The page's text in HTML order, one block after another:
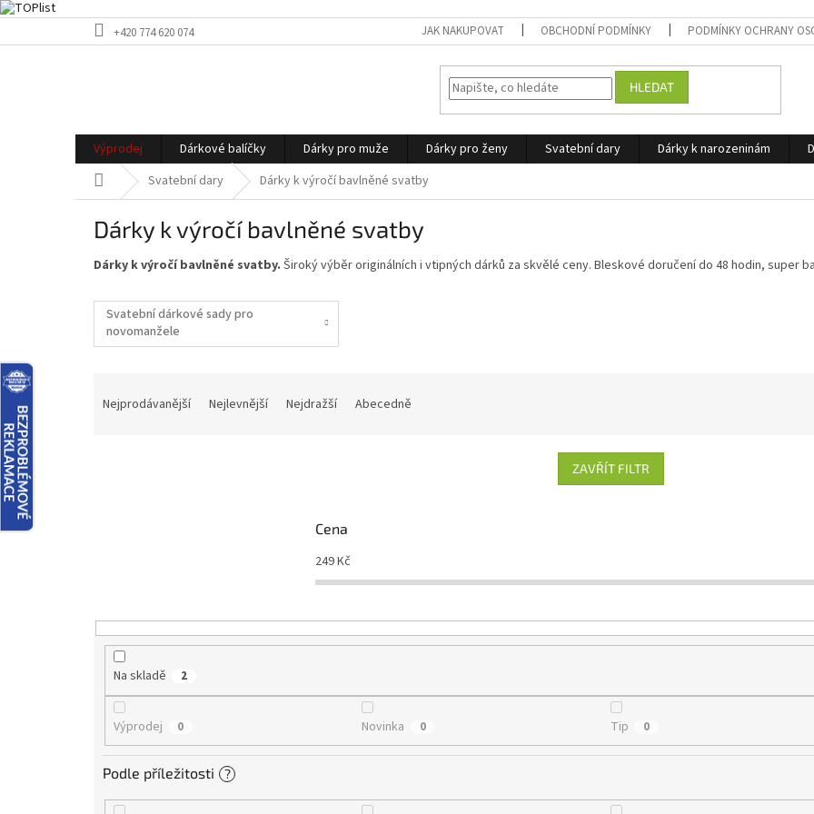
na
+420 774 620 074 JAK NAKUPOVAT OBCHODNÍ PODMÍNKY PODMÍNKY OCHRANY
HLEDAT
Výprodej Dárkové balíčky Dárky pro muže Dárky pro ženy Svatební dary Dárky k narozeninám
Domů Svatební dary Dárky k výročí bavlněné svatby
Dárky k výročí bavlněné svatby
Dárky k výročí bavlněné svatby. Široký výběr originálních i vtipných dárků za skvělé ceny. Bleskové doručení do 48 hodin, super
Svatební dárkové sady pro
novomanžele
t
ů
Nejprodávanější Nejlevnější Nejdražší Abecedně
ZAVŘÍT FILTR
Cena
249Kč
Na skladě 2
Výprodej 0 Novinka 0 Tip 0
Podle příležitosti ?